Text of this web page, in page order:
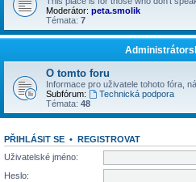
Moderátor: peta.smolik
Témata: 7
O tomto foru
Informace pro uživatele tohoto fóra,
Subfórum:
Technická podpora
Témata: 48
PŘIHLÁSIT SE •
REGISTROVAT
Uživatelské jméno:
Heslo: